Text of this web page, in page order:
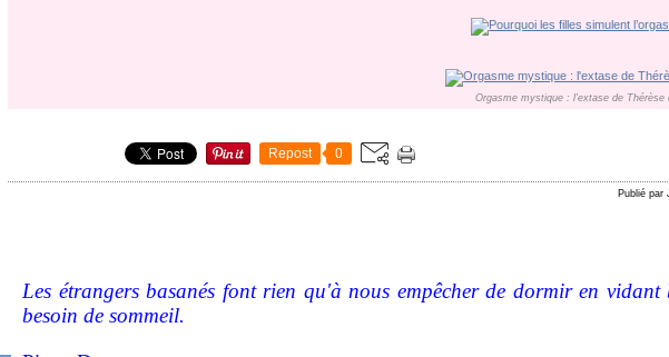
Orgasme mystique : l'extase de Thérèse
Repost 0
Publié par
Les étrangers basanés font rien qu'à nous empêcher de dormir en
besoin de sommeil.